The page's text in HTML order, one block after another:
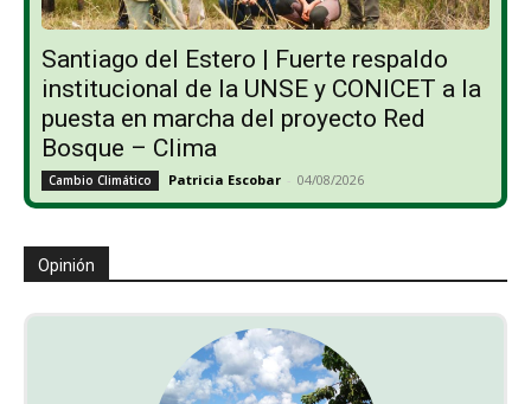
Santiago del Estero | Fuerte respaldo
institucional de la UNSE y CONICET a la
puesta en marcha del proyecto Red
Bosque – Clima
Cambio Climático Patricia Escobar - 04/08/2026
Opinión